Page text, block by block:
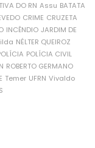
DO RN Assu BATATA
CRIME CRUZETA
INCÊNDIO JARDIM DE
NÉLTER QUEIROZ
POLÍCIA CIVIL
ROBERTO GERMANO
Temer UFRN Vivaldo